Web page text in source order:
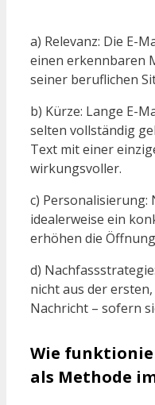
a) Relevanz: Die E-
einen erkennbaren
seiner beruflichen
b) Kürze: Lange E-
selten vollständig
Text mit einer
wirkungsvoller.
c) Personalisierung:
idealerweise ein
erhöhen die
d)
nicht aus der
Nachricht – sofern
Wie
als Methode